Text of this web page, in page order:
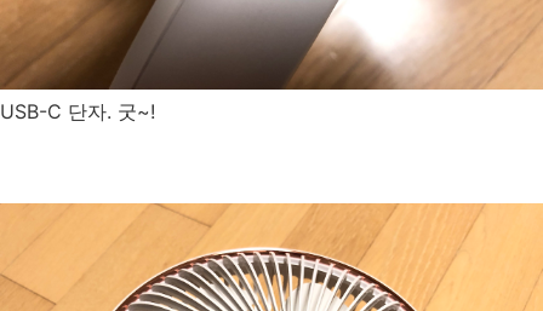
USB-C 단자. 굿~!